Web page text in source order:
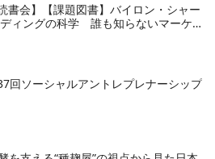
書会】【課題図書】バイロン・シャー
ィングの科学 誰も知らないマーケ
回ソーシャルアントレプレナーシップ